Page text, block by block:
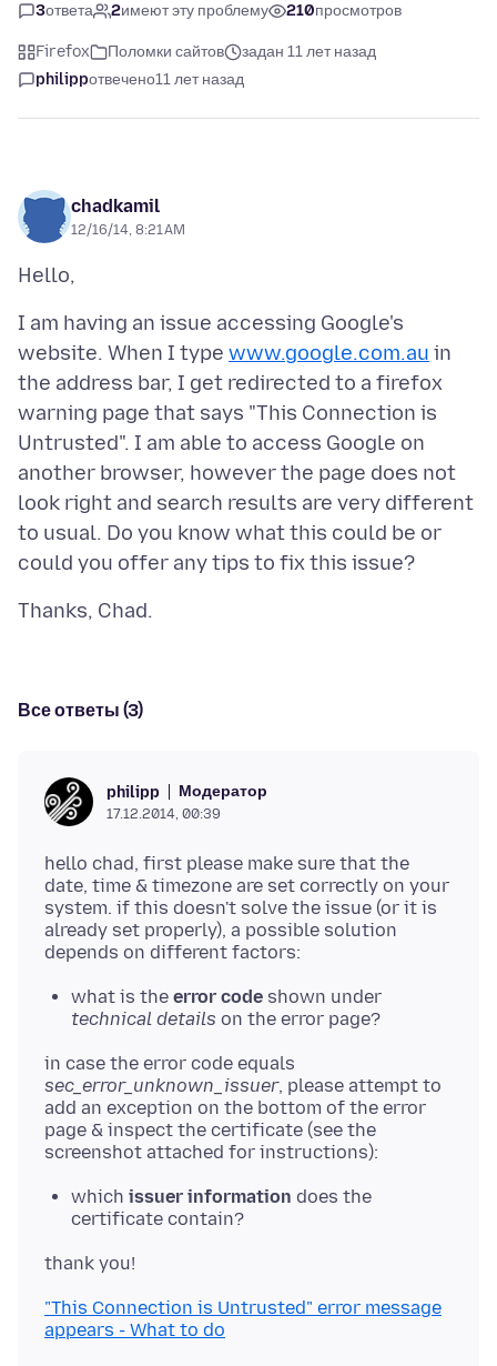
3ответа 2имеют эту проблему 210просмотров
Firefox Поломки сайтов
задан 11 лет назад
philippотвечено11 лет назад
chadkamil
12/16/14, 8:21 AM
I am having an issue accessing Google's
website. When I type www.google.com.au in
the address bar, I get redirected to a firefox
warning page that says "This Connection is
Untrusted". I am able to access Google on
another browser, however the page does not
look right and search results are very different
to usual. Do you know what this could be or
Все ответы (3)
philipp Модератор
17.12.2014, 00:39
hello chad, first please make sure that the
date, time & timezone are set correctly on your
system. if this doesn't solve the issue (or it is
already set properly), a possible solution
what is the error code shown under
technical details on the error page?
in case the error code equals
sec_error_unknown_issuer, please attempt to
add an exception on the bottom of the error
page & inspect the certificate (see the
which issuer information does the
certificate contain?
"This Connection is Untrusted" error message
appears - What to do